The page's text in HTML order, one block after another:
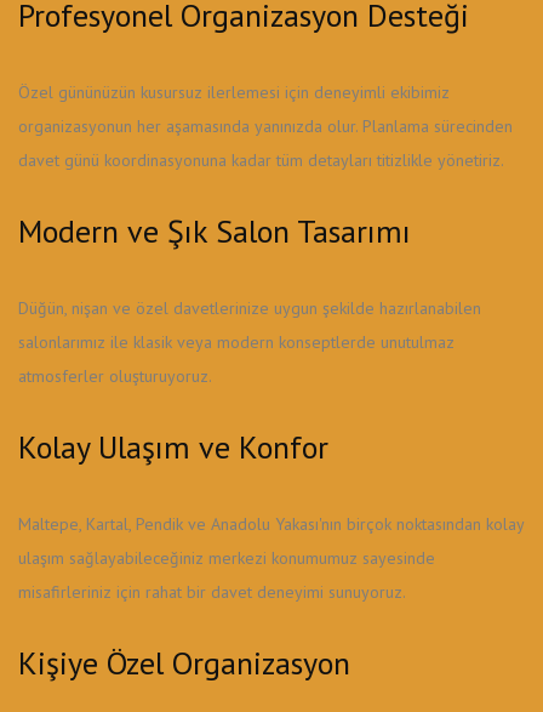
Profesyonel Organizasyon Desteği
Özel gününüzün kusursuz ilerlemesi için deneyimli ekibimiz
organizasyonun her aşamasında yanınızda olur. Planlama sürecinden
davet günü koordinasyonuna kadar tüm detayları titizlikle yönetiriz.
Modern ve Şık Salon Tasarımı
Düğün, nişan ve özel davetlerinize uygun şekilde hazırlanabilen
salonlarımız ile klasik veya modern konseptlerde unutulmaz
atmosferler oluşturuyoruz.
Kolay Ulaşım ve Konfor
Maltepe, Kartal, Pendik ve Anadolu Yakası'nın birçok noktasından kolay
ulaşım sağlayabileceğiniz merkezi konumumuz sayesinde
misafirleriniz için rahat bir davet deneyimi sunuyoruz.
Kişiye Özel Organizasyon